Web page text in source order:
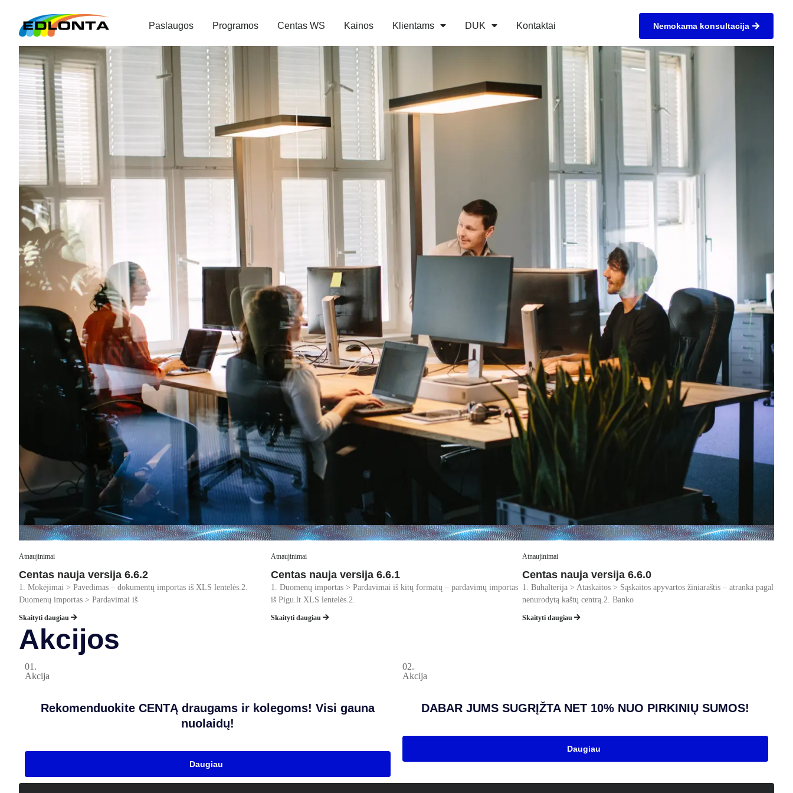
Paslaugos Programos Centas WS Kainos Klientams DUK Kontaktai Nemokama konsultacija
Buhalterinės apskaitos programa "Centas"
Saugi, patogi ir lanksti buhalterinė programa Jūsų įmonei, kuria naudojasi daugiau nei 5500 įmonių
Išbandyti nemokamai
Gauti nemokamą konsultaciją

Metų patirtis buhalterinės apskaitos
5,500
Įmonių naudojasi buhalterinės apskaitos
programa „Centas”
Rekomenduotų mūsų paslaugas kitiems
Naudokitės jungtimis dokumentų
mainams su savo užsakovais
Panaudokite elektroninių parduotuvių ir CentasWS integracijas pardavimų ir užsakymų įkėlimui.
Naudokite Edisoft EDI
Naudokite Telema EDI
Naudokite CentasWS jungtis dokumentų mainams su užsakovais (SF, pirkimo užsakymai).
Atnaujinimai
Atnaujinimai
Centas nauja versija 6.6.2
1. Mokėjimai > Pavedimas – dokumentų importas iš XLS lentelės.2.
Duomenų importas > Pardavimai iš
Skaityti daugiau
Atnaujinimai
Centas nauja versija 6.6.1
1. Duomenų importas > Pardavimai iš kitų formatų – pardavimų importas
iš Pigu.lt XLS lentelės.2.
Skaityti daugiau
Atnaujinimai
Centas nauja versija 6.6.0
1. Buhalterija > Ataskaitos > Sąskaitos apyvartos žiniaraštis – atranka pagal
nenurodytą kaštų centrą.2. Banko
Skaityti daugiau
Akcijos
01.
Akcija
Rekomenduokite CENTĄ draugams ir kolegoms! Visi gauna
nuolaidų!
Daugiau
02.
Akcija
DABAR JUMS SUGRĮŽTA NET 10% NUO PIRKINIŲ SUMOS!
Daugiau